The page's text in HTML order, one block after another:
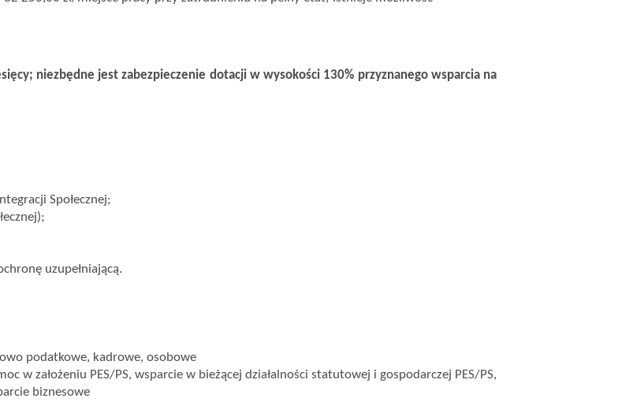
niezbędne jest zabezpieczenie dotacji w wysokości 130% przyznanego wsparcia na
Społecznej;
uzupełniającą.
podatkowe, kadrowe, osobowe
założeniu PES/PS, wsparcie w bieżącej działalności statutowej i gospodarczej PES/PS,
biznesowe